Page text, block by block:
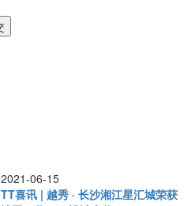
2021-06-15
TT喜讯 | 越秀 · 长沙湘江星汇城荣获